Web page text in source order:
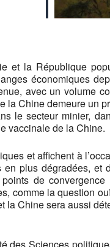
la République
économiques
avec un volume
Chine demeure un
le secteur minier,
vaccinale de la Chine.
et affichent à
plus dégradées, et
de
comme la question
Chine sera aussi